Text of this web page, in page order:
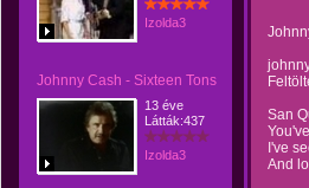
Izolda3
Johnny Cash - Sixteen Tons
13 éve
Látták:437
Izolda3
San
I've
And